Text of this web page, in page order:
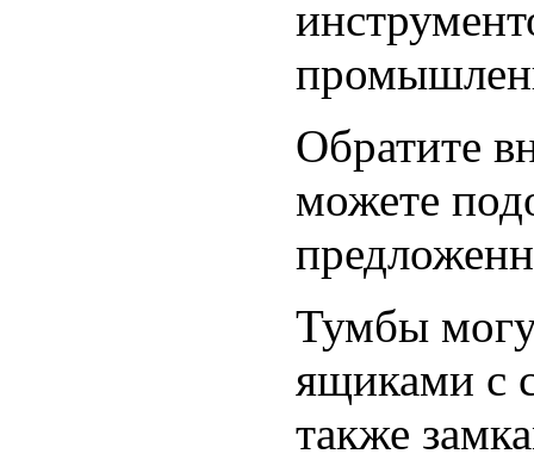
Обратите
можете
Тумбы
ящиками с
также